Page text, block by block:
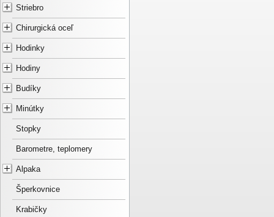
Striebro
Chirurgická oceľ
Hodinky
Hodiny
Budíky
Minútky
Stopky
Barometre, teplomery
Alpaka
Šperkovnice
Krabičky